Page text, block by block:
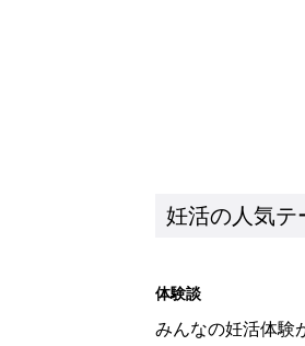
妊活の人気テ
体験談
みんなの妊活体験